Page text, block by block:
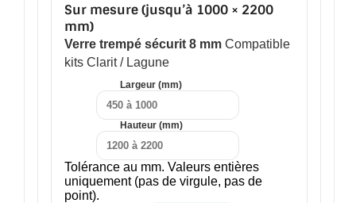
Sur mesure (jusqu’à 1000 × 2200
mm)
Verre trempé sécurit 8 mm Compatible
kits Clarit / Lagune
Largeur (mm)
Hauteur (mm)
Tolérance au mm. Valeurs entières
uniquement (pas de virgule, pas de
point).